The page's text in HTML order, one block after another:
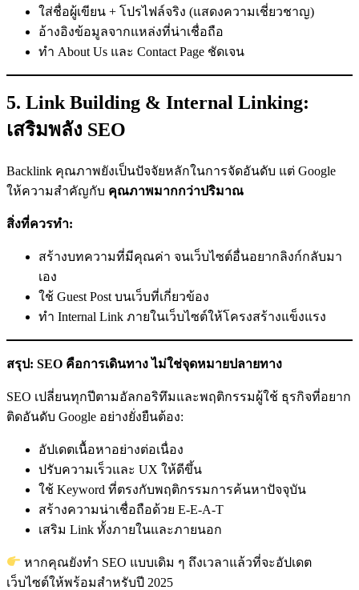
ใส่ชื่อผู้เขียน + โปรไฟล์จริง (แสดงความเชี่ยวชาญ)
อ้างอิงข้อมูลจากแหล่งที่น่าเชื่อถือ
ทำ About Us และ Contact Page ชัดเจน
5. Link Building & Internal Linking:
เสริมพลัง SEO
Backlink คุณภาพยังเป็นปัจจัยหลักในการจัดอันดับ แต่ Google
ให้ความสำคัญกับ คุณภาพมากกว่าปริมาณ
สิ่งที่ควรทำ:
สร้างบทความที่มีคุณค่า จนเว็บไซต์อื่นอยากลิงก์กลับมา
เอง
ใช้ Guest Post บนเว็บที่เกี่ยวข้อง
ทำ Internal Link ภายในเว็บไซต์ให้โครงสร้างแข็งแรง
สรุป: SEO คือการเดินทาง ไม่ใช่จุดหมายปลายทาง
SEO เปลี่ยนทุกปีตามอัลกอริทึมและพฤติกรรมผู้ใช้ ธุรกิจที่อยาก
ติดอันดับ Google อย่างยั่งยืนต้อง:
อัปเดตเนื้อหาอย่างต่อเนื่อง
ปรับความเร็วและ UX ให้ดีขึ้น
ใช้ Keyword ที่ตรงกับพฤติกรรมการค้นหาปัจจุบัน
สร้างความน่าเชื่อถือด้วย E-E-A-T
เสริม Link ทั้งภายในและภายนอก
หากคุณยังทำ SEO แบบเดิม ๆ ถึงเวลาแล้วที่จะอัปเดต
เว็บไซต์ให้พร้อมสำหรับปี 2025